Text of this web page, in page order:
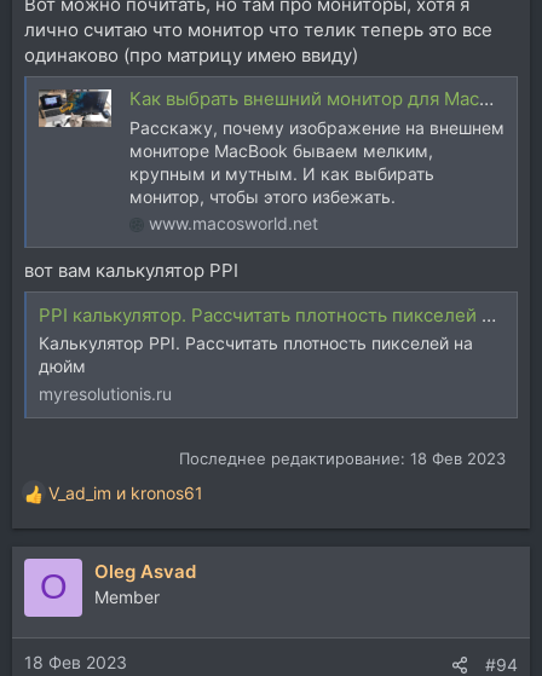
лично считаю что монитор что телик теперь это все
одинаково (про матрицу имею ввиду)
Как выбрать внешний монитор для MacBook и не пожалеть о покупке
Расскажу, почему изображение на внешнем
мониторе MacBook бываем мелким,
крупным и мутным. И как выбирать
монитор, чтобы этого избежать.
www.macosworld.net
вот вам калькулятор PPI
PPI калькулятор. Рассчитать плотность пикселей на дюйм
Калькулятор PPI. Рассчитать плотность пикселей на
дюйм
myresolutionis.ru
Последнее редактирование: 18 Фев 2023
Р
е
а
и
и
:
V_ad_im и kronos61
O Oleg Asvad
Member
18 Фев 2023 #94